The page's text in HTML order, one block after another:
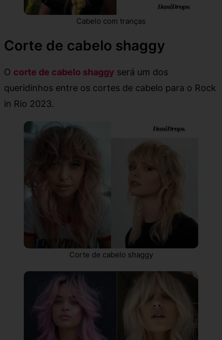
Cabelo com tranças
Corte de cabelo shaggy
O corte de cabelo shaggy será um dos
queridinhos entre os cortes de cabelo para o Rock
in Rio 2023.
Corte de cabelo shaggy